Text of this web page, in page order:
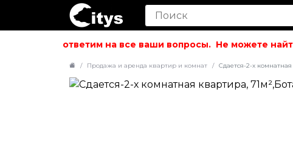
ответим на все ваши вопросы. Не можете найти
Продажа и аренда квартир и комнат Сдается-2-х